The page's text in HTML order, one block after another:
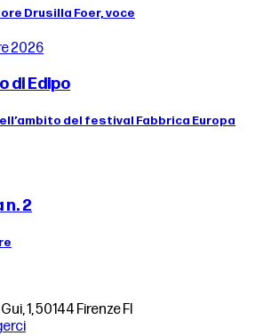
Drusilla Foer, voce
2026
di Edipo
del festival Fabbrica Europa
2
1, 50144 Firenze FI